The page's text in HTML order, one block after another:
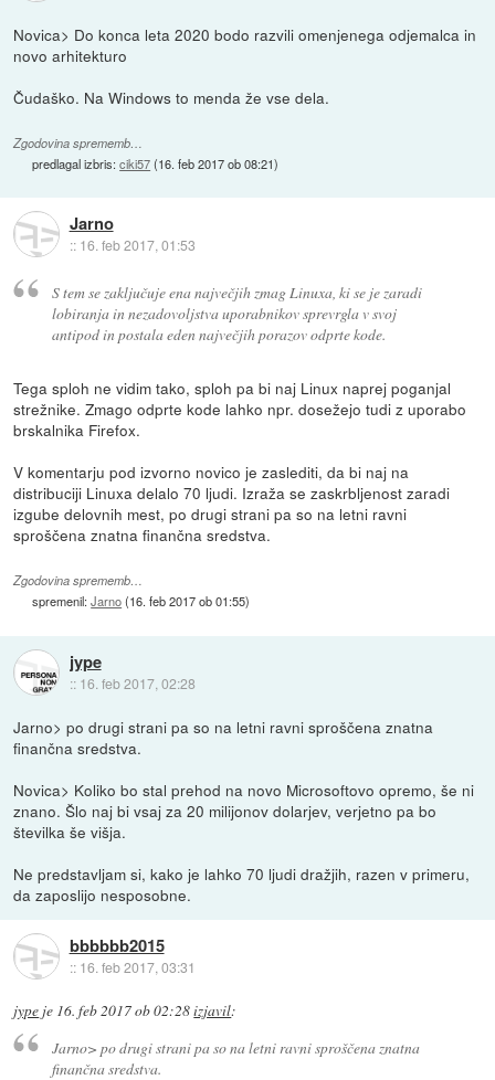
Novica> Do konca leta 2020 bodo razvili omenjenega odjemalca in
novo arhitekturo
Čudaško. Na Windows to menda že vse dela.
Zgodovina sprememb…
predlagal izbris:ciki57(16. feb 2017 ob 08:21)
Jarno
:: 16. feb 2017, 01:53
S tem se zaključuje ena največjih zmag Linuxa, ki se je zaradi
lobiranja in nezadovoljstva uporabnikov sprevrgla v svoj
antipod in postala eden največjih porazov odprte kode.
Tega sploh ne vidim tako, sploh pa bi naj Linux naprej poganjal
strežnike. Zmago odprte kode lahko npr. dosežejo tudi z uporabo
brskalnika Firefox.
V komentarju pod izvorno novico je zaslediti, da bi naj na
distribuciji Linuxa delalo 70 ljudi. Izraža se zaskrbljenost zaradi
izgube delovnih mest, po drugi strani pa so na letni ravni
sproščena znatna finančna sredstva.
Zgodovina sprememb…
spremenil:Jarno(16. feb 2017 ob 01:55)
jype
:: 16. feb 2017, 02:28
Jarno> po drugi strani pa so na letni ravni sproščena znatna
finančna sredstva.
Novica> Koliko bo stal prehod na novo Microsoftovo opremo, še ni
znano. Šlo naj bi vsaj za 20 milijonov dolarjev, verjetno pa bo
številka še višja.
Ne predstavljam si, kako je lahko 70 ljudi dražjih, razen v primeru,
da zaposlijo nesposobne.
bbbbbb2015
:: 16. feb 2017, 03:31
jype je 16. feb 2017 ob 02:28izjavil:
Jarno> po drugi strani pa so na letni ravni sproščena znatna
finančna sredstva.